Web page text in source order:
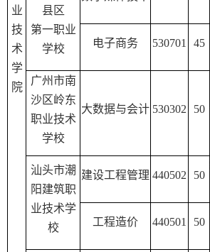
业
技
术
学
院
县区
第一职业
学校
电子商务 530701 45
广州市南
沙区岭东
职业技术
学校
大数据与会计 530302 50
汕头市潮
阳建筑职
业技术学
校
建设工程管理 440502 50
工程造价 440501 50